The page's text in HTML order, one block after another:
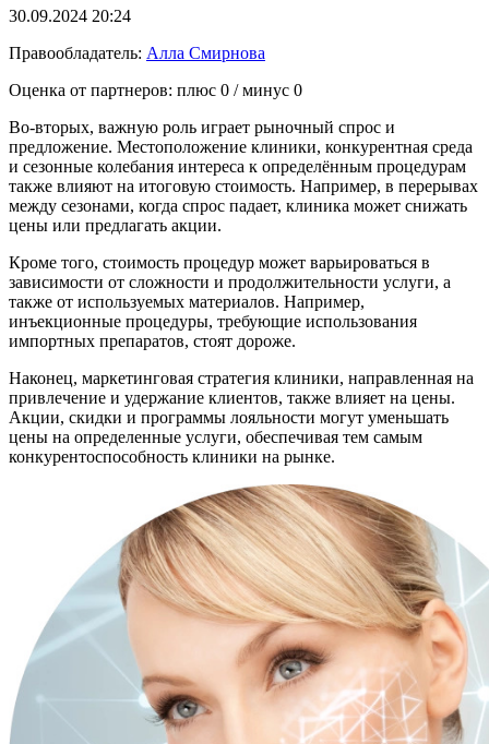
30.09.2024 20:24
Правообладатель: Алла Смирнова
Оценка от партнеров: плюс 0 / минус 0
Во-вторых, важную роль играет рыночный спрос и
предложение. Местоположение клиники, конкурентная среда
и сезонные колебания интереса к определённым процедурам
также влияют на итоговую стоимость. Например, в перерывах
между сезонами, когда спрос падает, клиника может снижать
цены или предлагать акции.
Кроме того, стоимость процедур может варьироваться в
зависимости от сложности и продолжительности услуги, а
также от используемых материалов. Например,
инъекционные процедуры, требующие использования
импортных препаратов, стоят дороже.
Наконец, маркетинговая стратегия клиники, направленная на
привлечение и удержание клиентов, также влияет на цены.
Акции, скидки и программы лояльности могут уменьшать
цены на определенные услуги, обеспечивая тем самым
конкурентоспособность клиники на рынке.